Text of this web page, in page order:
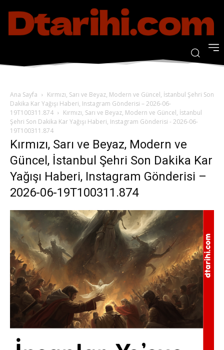
Ana Sayfa
Kırmızı, Sarı ve Beyaz, Modern ve Güncel, İstanbul Şehri Son
Dakika Kar Yağışı Haberi, Instagram Gönderisi – 2026-06-
19T100311.874
Kırmızı, Sarı ve Beyaz, Modern ve Güncel, İstanbul
Şehri Son Dakika Kar Yağışı Haberi, Instagram Gönderisi - 2026-06-
19T100311.874
Kırmızı, Sarı ve Beyaz, Modern ve
Güncel, İstanbul Şehri Son Dakika Kar
Yağışı Haberi, Instagram Gönderisi –
2026-06-19T100311.874